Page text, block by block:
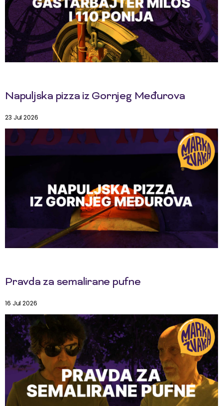
Napuljska pizza iz Gornjeg Međurova
23 Jul 2026
Pravda za semalirane pufne
16 Jul 2026